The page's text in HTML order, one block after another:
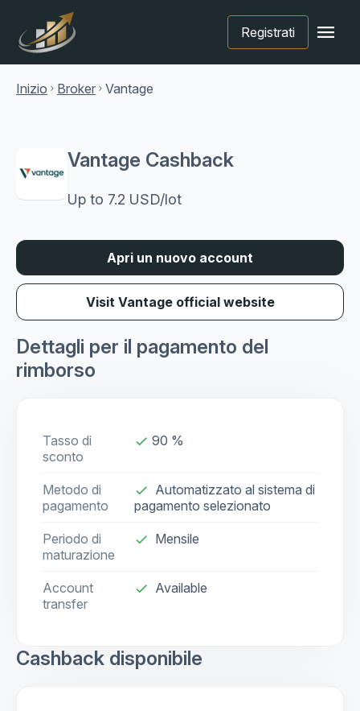
Registrati menu
Inizio chevron_right Broker chevron_right Vantage
Vantage Cashback
Up to 7.2 USD/lot
Apri un nuovo account
Visit Vantage official website
Dettagli per il pagamento del
rimborso
Tasso di
sconto
done 90 %
Metodo di
pagamento
done
Automatizzato al sistema di
pagamento selezionato
Periodo di
maturazione
done Mensile
Account
transfer
check Available
Cashback disponibile